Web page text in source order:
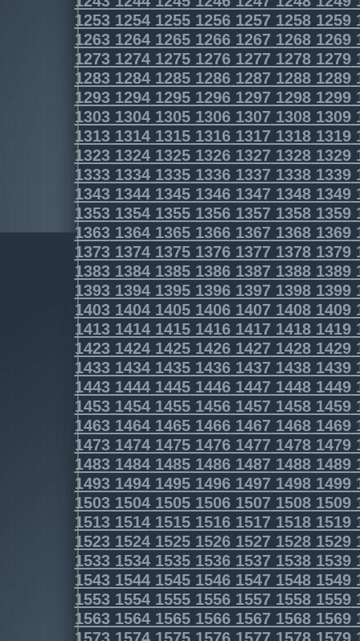
1253125412551256125712581259
1263126412651266126712681269
1273127412751276127712781279
1283128412851286128712881289
1293129412951296129712981299
1303130413051306130713081309
1313131413151316131713181319
1323132413251326132713281329
1333133413351336133713381339
1343134413451346134713481349
1353135413551356135713581359
1363136413651366136713681369
1373137413751376137713781379
1383138413851386138713881389
1393139413951396139713981399
1403140414051406140714081409
1413141414151416141714181419
1423142414251426142714281429
1433143414351436143714381439
1443144414451446144714481449
1453145414551456145714581459
1463146414651466146714681469
1473147414751476147714781479
1483148414851486148714881489
1493149414951496149714981499
1503150415051506150715081509
1513151415151516151715181519
1523152415251526152715281529
1533153415351536153715381539
1543154415451546154715481549
1553155415551556155715581559
1563156415651566156715681569